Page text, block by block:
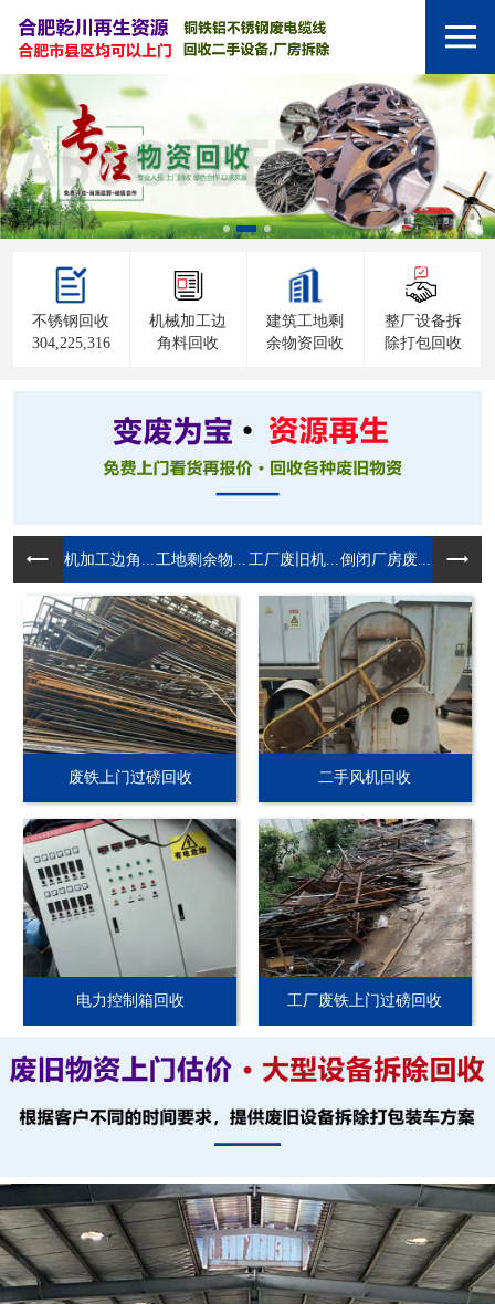
不锈钢回收
304,225,316
机械加工边
角料回收
建筑工地剩
余物资回收
整厂设备拆
除打包回收
机加工边角... 工地剩余物... 工厂废旧机... 倒闭厂房废...
废铁上门过磅回收 二手风机回收
电力控制箱回收 工厂废铁上门过磅回收